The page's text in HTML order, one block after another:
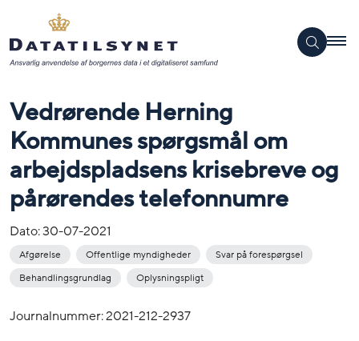
Vedrørende Herning
Kommunes spørgsmål om
arbejdspladsens krisebreve og
pårørendes telefonnumre
Dato:30-07-2021
Afgørelse Offentlige myndigheder
Svar på forespørgsel
Behandlingsgrundlag
Oplysningspligt
Journalnummer: 2021-212-2937